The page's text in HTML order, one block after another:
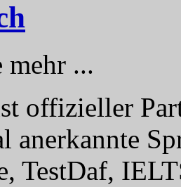
mehr ...
offizieller
anerkannte
TestDaf,